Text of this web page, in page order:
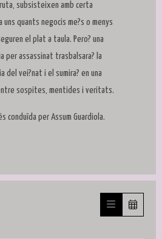
subsisteixen amb certa
quants negocis me?s o menys
el plat a taula. Pero? una
per assassinat trasbalsara? la
del vei?nat i el sumira? en una
sospites, mentides i veritats.
conduïda per Assum Guardiola.